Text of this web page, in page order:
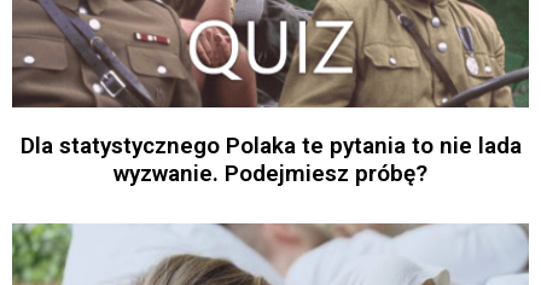
Dla statystycznego Polaka te pytania to nie lada
wyzwanie. Podejmiesz próbę?